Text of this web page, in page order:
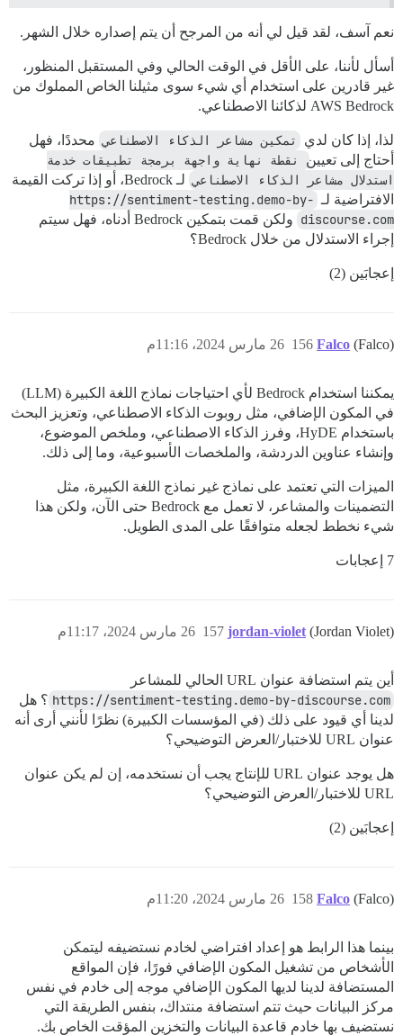
نعم آسف، لقد قيل لي أنه من المرجح أن يتم إصداره خلال الشهر.
أسأل لأننا، على الأقل في الوقت الحالي وفي المستقبل المنظور،
غير قادرين على استخدام أي شيء سوى مثيلنا الخاص المملوك من
AWS Bedrock لذكائنا الاصطناعي.
لذا، إذا كان لدي تمكين مشاعر الذكاء الاصطناعي محددًا، فهل
أحتاج إلى تعيين
استدلال مشاعر الذكاء الاصطناعي
لـ Bedrock، أو إذا تركت القيمة
الافتراضية لـ https://sentiment-testing.demo-by-
discourse.com
ولكن قمت بتمكين Bedrock أدناه، فهل سيتم
إجراء الاستدلال من خلال Bedrock؟
إعجابَين (2)
Falco (Falco) 26 مارس 2024، 11:16م 156
يمكننا استخدام Bedrock لأي احتياجات نماذج اللغة الكبيرة (LLM)
في المكون الإضافي، مثل روبوت الذكاء الاصطناعي، وتعزيز البحث
باستخدام HyDE، وفرز الذكاء الاصطناعي، وملخص الموضوع،
وإنشاء عناوين الدردشة، والملخصات الأسبوعية، وما إلى ذلك.
الميزات التي تعتمد على نماذج غير نماذج اللغة الكبيرة، مثل
التضمينات والمشاعر، لا تعمل مع Bedrock حتى الآن، ولكن هذا
شيء نخطط لجعله متوافقًا على المدى الطويل.
7 إعجابات
jordan-violet (Jordan Violet) 26 مارس 2024، 11:17م 157
أين يتم استضافة عنوان URL الحالي للمشاعر
https://sentiment-testing.demo-by-discourse.com ؟ هل
لدينا أي قيود على ذلك (في المؤسسات الكبيرة) نظرًا لأنني أرى أنه
عنوان URL للاختبار/العرض التوضيحي؟
هل يوجد عنوان URL للإنتاج يجب أن نستخدمه، إن لم يكن عنوان
URL للاختبار/العرض التوضيحي؟
إعجابَين (2)
Falco (Falco) 26 مارس 2024، 11:20م 158
بينما هذا الرابط هو إعداد افتراضي لخادم نستضيفه ليتمكن
الأشخاص من تشغيل المكون الإضافي فورًا، فإن المواقع
المستضافة لدينا لديها المكون الإضافي موجه إلى خادم في نفس
مركز البيانات حيث تتم استضافة منتداك، بنفس الطريقة التي
نستضيف بها خادم قاعدة البيانات والتخزين المؤقت الخاص بك.